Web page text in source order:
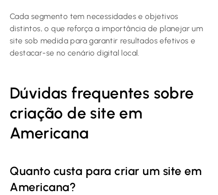
Cada segmento tem necessidades e objetivos
distintos, o que reforça a importância de planejar um
site sob medida para garantir resultados efetivos e
destacar-se no cenário digital local.
Dúvidas frequentes sobre
criação de site em
Americana
Quanto custa para criar um site em
Americana?